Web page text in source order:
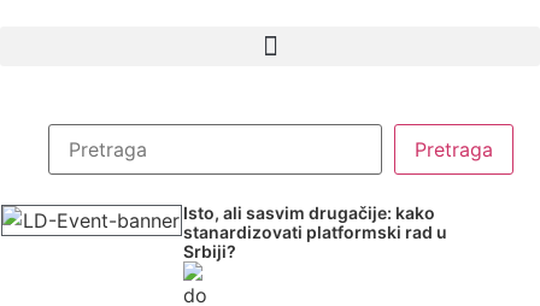
Isto, ali sasvim drugačije: kako
stanardizovati platformski rad u
Srbiji?